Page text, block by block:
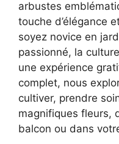
arbustes
touche d’élégance
soyez novice en
passionné, la
une expérience
complet, nous
cultiver, prendre
magnifiques fleurs,
balcon ou dans